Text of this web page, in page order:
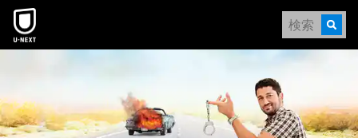
本文へスキップ